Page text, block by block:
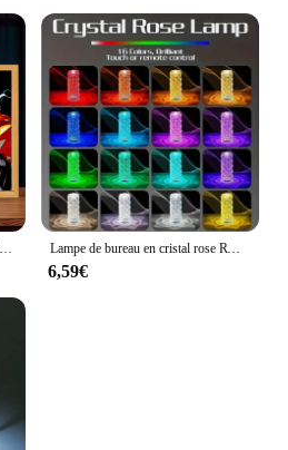
Lampe de bureau en cristal rose RVB avec télécommande, lumière USB tactile, lumière de chambre romantique, décor de mariage de Noël, 16 couleurs, 1PC
6,59€